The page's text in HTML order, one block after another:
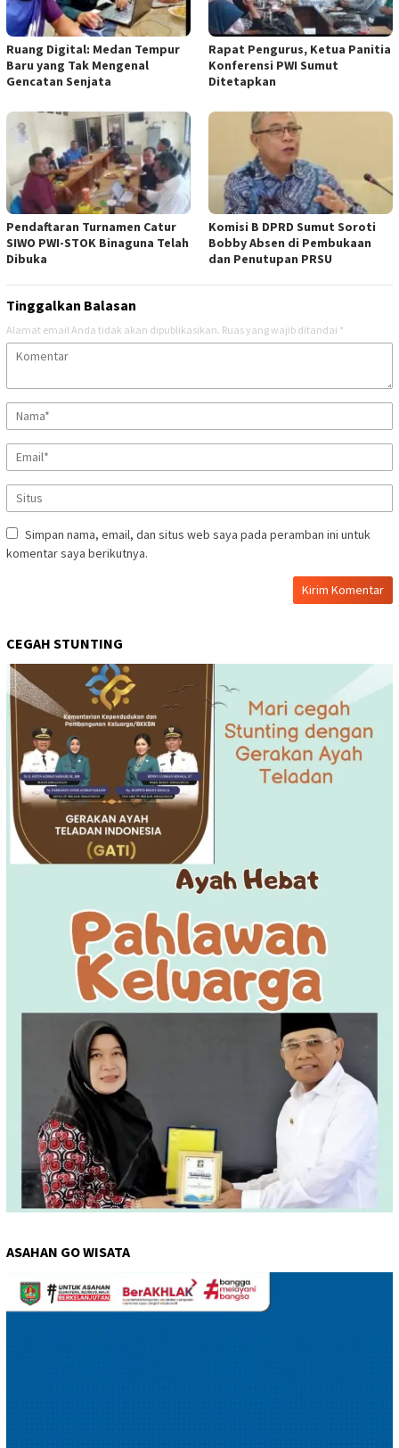
Ruang Digital: Medan Tempur
Baru yang Tak Mengenal
Gencatan Senjata
Rapat Pengurus, Ketua Panitia
Konferensi PWI Sumut
Ditetapkan
Pendaftaran Turnamen Catur
SIWO PWI-STOK Binaguna Telah
Dibuka
Komisi B DPRD Sumut Soroti
Bobby Absen di Pembukaan
dan Penutupan PRSU
Tinggalkan Balasan
Alamat email Anda tidak akan dipublikasikan. Ruas yang wajib ditandai *
Simpan nama, email, dan situs web saya pada peramban ini untuk
komentar saya berikutnya.
CEGAH STUNTING
ASAHAN GO WISATA
Pemutar
Video